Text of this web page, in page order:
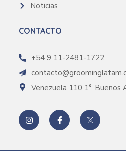
Noticias
CONTACTO
+54 9 11-2481-1722
Venezuela 110 1°, Buenos